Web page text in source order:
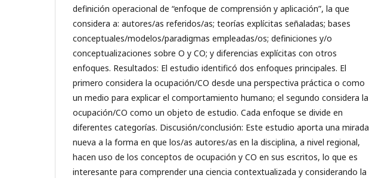
definición operacional de “enfoque de comprensión y aplicación”, la que
considera a: autores/as referidos/as; teorías explícitas señaladas; bases
conceptuales/modelos/paradigmas empleadas/os; definiciones y/o
conceptualizaciones sobre O y CO; y diferencias explícitas con otros
enfoques. Resultados: El estudio identificó dos enfoques principales. El
primero considera la ocupación/CO desde una perspectiva práctica o como
un medio para explicar el comportamiento humano; el segundo considera la
ocupación/CO como un objeto de estudio. Cada enfoque se divide en
diferentes categorías. Discusión/conclusión: Este estudio aporta una mirada
nueva a la forma en que los/as autores/as en la disciplina, a nivel regional,
hacen uso de los conceptos de ocupación y CO en sus escritos, lo que es
interesante para comprender una ciencia contextualizada y considerando la